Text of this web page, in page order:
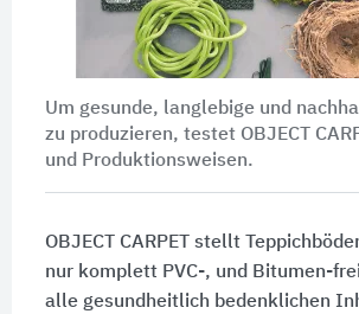
Um gesunde, langlebige und
zu produzieren, testet OBJECT
und Produktionsweisen.
OBJECT CARPET stellt
nur komplett PVC-, und Bitumen-
alle gesundheitlich bedenklichen